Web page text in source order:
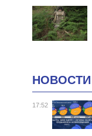
НОВОСТИ
17:52